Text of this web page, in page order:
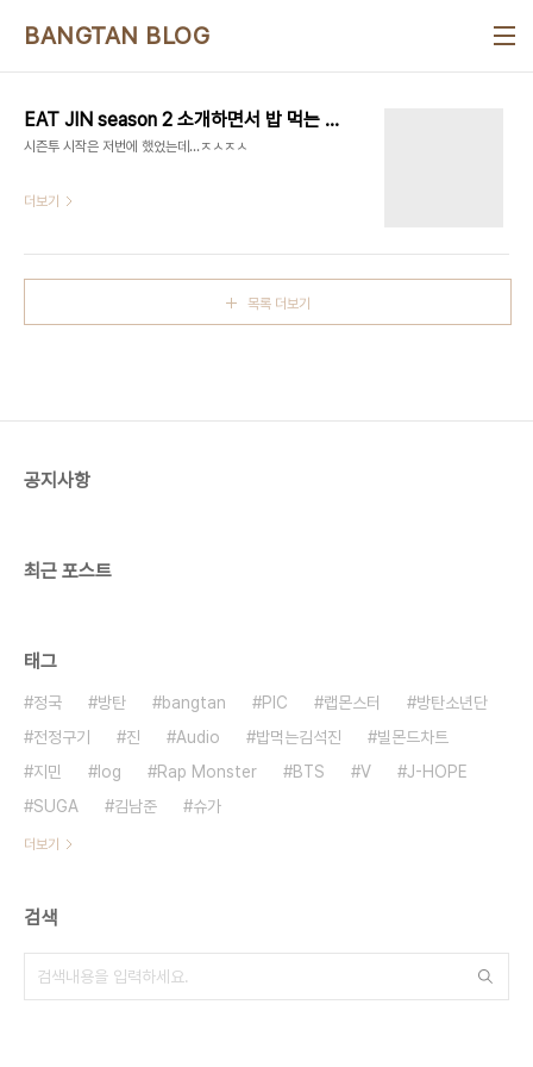
BANGTAN BLOG
EAT JIN season 2 소개하면서 밥 먹는 김석진
시즌투 시작은 저번에 했었는데...ㅈㅅㅈㅅ
더보기
목록 더보기
공지사항
최근 포스트
태그
정국 방탄 bangtan PIC 랩몬스터
방탄소년단
전정구기
진 Audio 밥먹는김석진
빌몬드차트
지민
log Rap Monster BTS V
J-HOPE
SUGA
김남준 슈가
더보기
검색